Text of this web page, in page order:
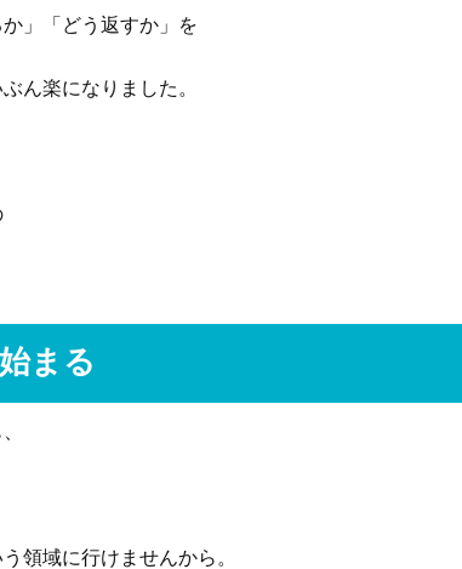
」「どう返すか」を
ん楽になりました。
まる
領域に行けませんから。